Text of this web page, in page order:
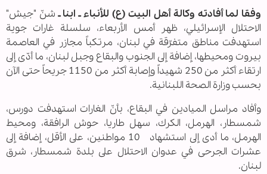
وفقا لما أفادته وكالة أهل البيت (ع) للأنباء ـ ابنا ـ شنّ "جيش"
الاحتلال الإسرائيلي، ظهر أمس الأربعاء، سلسلة غارات جوية
استهدفت مناطق متفرّقة في لبنان، مرتكباً مجازر في العاصمة
بيروت ومحيطها، إضافة إلى الجنوب والبقاع وجبل لبنان، ما أدّى إلى
ارتقاء أكثر من 250 شهيداً وإصابة أكثر من 1150 جريحاً حتى الآن
بحسب وزارة الصحة اللبنانية.
وأفاد مراسل الميادين في البقاع، بأنّ الغارات استهدفت دورس،
شمسطار، الهرمل، الكرك، سهل طاريا، حوش الرافقة، ومحيط
الهرمل، ما أدى إلى استشهاد 10 مواطنين، على الأقل، إضافة إلى
عشرات الجرحى في عدوان الاحتلال على بلدة شمسطار، شرق
لبنان.